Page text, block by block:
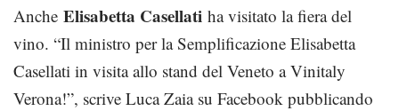
Anche Elisabetta Casellati ha visitato la fiera del
vino. “Il ministro per la Semplificazione Elisabetta
Casellati in visita allo stand del Veneto a Vinitaly
Verona!”, scrive Luca Zaia su Facebook pubblicando